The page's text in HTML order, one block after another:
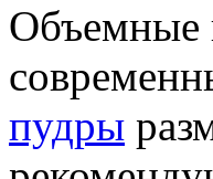
Объемные
пудры